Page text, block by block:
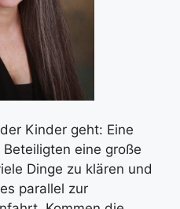
Kinder geht: Eine
eine große
Dinge zu klären und
parallel zur